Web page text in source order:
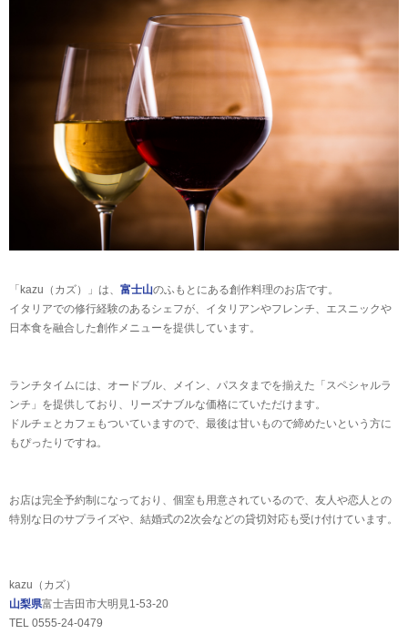
「kazu（カズ）」は、 富士山のふもとにある創作料理のお店です。
イタリアでの修行経験のあるシェフが、イタリアンやフレンチ、エスニックや
日本食を融合した創作メニューを提供しています。
ランチタイムには、オードブル、メイン、パスタまでを揃えた「スペシャルラ
ンチ」を提供しており、リーズナブルな価格にていただけます。
ドルチェとカフェもついていますので、最後は甘いもので締めたいという方に
もぴったりですね。
お店は完全予約制になっており、個室も用意されているので、友人や恋人との
特別な日のサプライズや、結婚式の2次会などの貸切対応も受け付けています。
kazu（カズ）
山梨県富士吉田市大明見1-53-20
TEL 0555-24-0479